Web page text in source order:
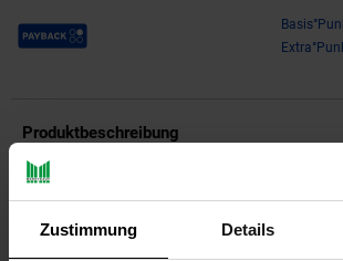
Zustimmung Details
Payback Punkte
Produktbeschreibung
Ein Hauch von Meer & Strand: Das Geschirr